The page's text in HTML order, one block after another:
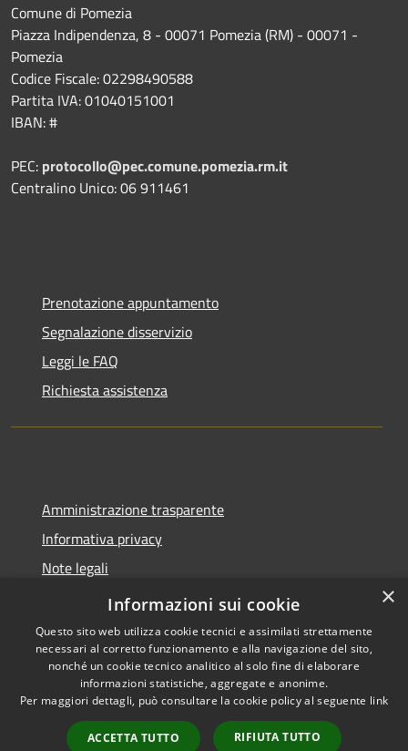
Comune di Pomezia
Piazza Indipendenza, 8 - 00071 Pomezia (RM) - 00071 -
Pomezia
Codice Fiscale: 02298490588
Partita IVA: 01040151001
IBAN: #
PEC: protocollo@pec.comune.pomezia.rm.it
Centralino Unico: 06 911461
Prenotazione appuntamento
Segnalazione disservizio
Leggi le FAQ
Richiesta assistenza
Amministrazione trasparente
Informativa privacy
Note legali
Dichiarazione di accessibilità
Accessibilità
Copyright © 2026 • Città di
Pomezia • Powered by
Municipium•
Accesso
×
Informazioni sui cookie
Questo sito web utilizza cookie tecnici e assimilati strettamente
necessari al corretto funzionamento e alla navigazione del sito,
nonché un cookie tecnico analitico al solo fine di elaborare
informazioni statistiche, aggregate e anonime.
Per maggiori dettagli, può consultare la cookie policy al seguente link
ACCETTA TUTTO RIFIUTA TUTTO